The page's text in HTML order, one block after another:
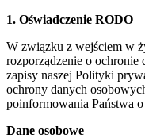
1. Oświadczenie RODO
W związku z wejściem w
rozporządzenie o ochronie
zapisy naszej Polityki
ochrony danych
poinformowania Państwa
Dane osobowe